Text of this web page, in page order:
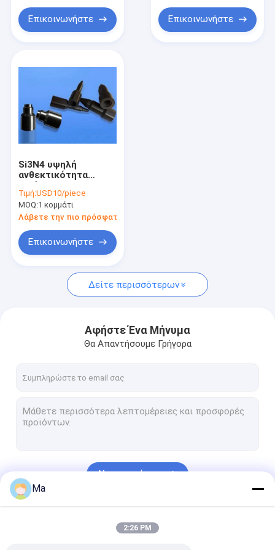
Επικοινωνήστε Επικοινωνήστε
Si3N4 υψηλή
ανθεκτικότητα
οξείδωσης
κεραμικής νιτριδίων
πυριτίου
Τιμή:USD10/piece
MOQ:1 κομμάτι
Λάβετε την πιο πρόσφατη τιμή
Επικοινωνήστε
Δείτε περισσότερων
Αφήστε Ένα Μήνυμα
Θα Απαντήσουμε Γρήγορα
Να συνεχίσει
Ma
2:26 PM